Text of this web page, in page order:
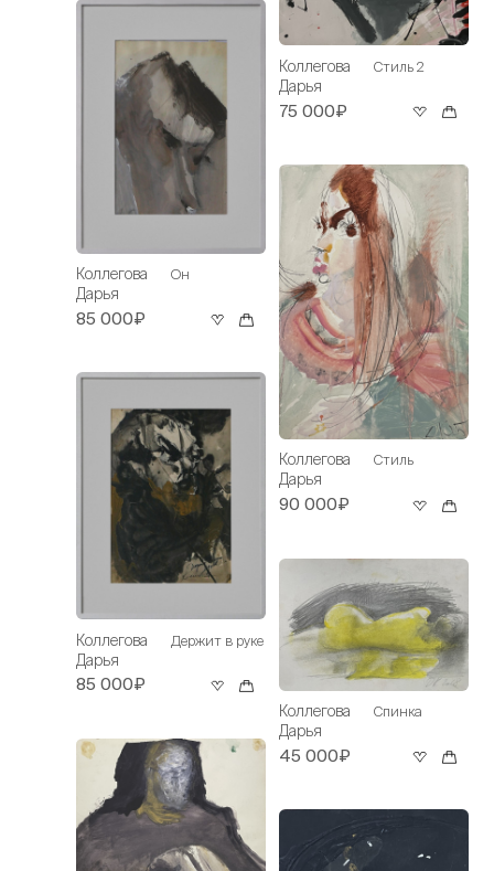
Коллегова
Дарья
Он
85 000₽
Коллегова
Дарья
Держит в руке
85 000₽
Коллегова
Дарья
Стиль 2
75 000₽
Коллегова
Дарья
Стиль
90 000₽
Коллегова
Дарья
Спинка
45 000₽